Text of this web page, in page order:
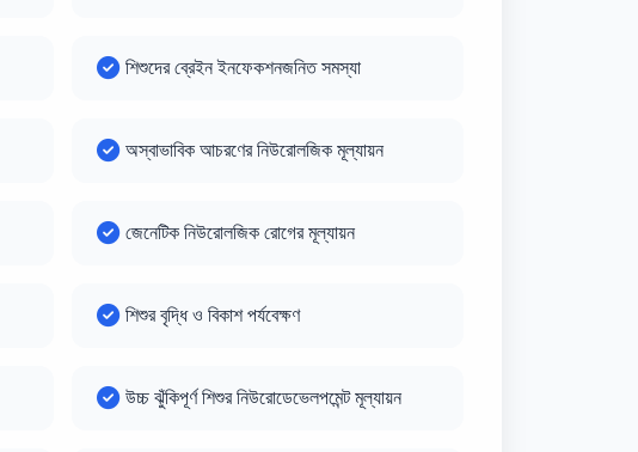
শিশুদের ব্রেইন ইনফেকশনজনিত সমস্যা
অস্বাভাবিক আচরণের নিউরোলজিক মূল্যায়ন
জেনেটিক নিউরোলজিক রোগের মূল্যায়ন
শিশুর বৃদ্ধি ও বিকাশ পর্যবেক্ষণ
উচ্চ ঝুঁকিপূর্ণ শিশুর নিউরোডেভেলপমেন্ট মূল্যায়ন